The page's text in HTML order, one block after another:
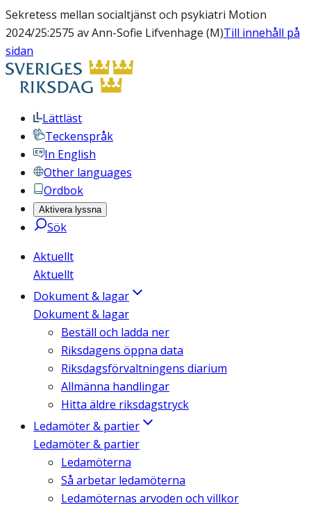
Sekretess mellan socialtjänst och psykiatri Motion
2024/25:2575 av Ann-Sofie Lifvenhage (M)Till innehåll på
sidan
Lättläst
Teckenspråk
In English
Other languages
Ordbok
Aktivera lyssna
Sök
Aktuellt
Aktuellt
Dokument & lagar
Dokument & lagar
Beställ och ladda ner
Riksdagens öppna data
Riksdagsförvaltningens diarium
Allmänna handlingar
Hitta äldre riksdagstryck
Ledamöter & partier
Ledamöter & partier
Ledamöterna
Så arbetar ledamöterna
Ledamöternas arvoden och villkor